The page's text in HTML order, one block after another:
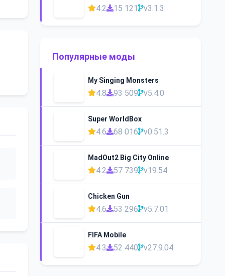
4.2 15 121 v3.1.3
Популярные моды
My Singing Monsters
4.8 93 509 v5.4.0
Super WorldBox
4.6 68 016 v0.51.3
MadOut2 Big City Online
4.2 57 739 v19.54
Chicken Gun
4.6 53 296 v5.7.01
FIFA Mobile
4.3 52 440 v27.9.04